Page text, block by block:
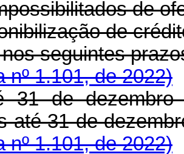
de
de
seguintes
nº 1.101, de 2022)
de dezembro
até 31 de
nº 1.101, de 2022)